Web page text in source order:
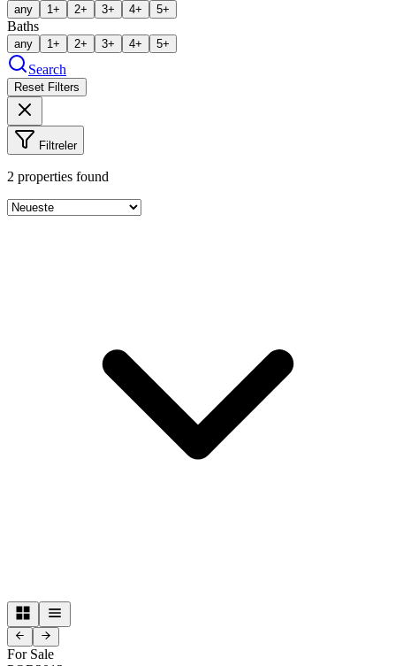
any 1+ 2+ 3+ 4+ 5+
Baths
any 1+ 2+ 3+ 4+ 5+
Search
Reset Filters
Filtreler
2 properties found
For Sale